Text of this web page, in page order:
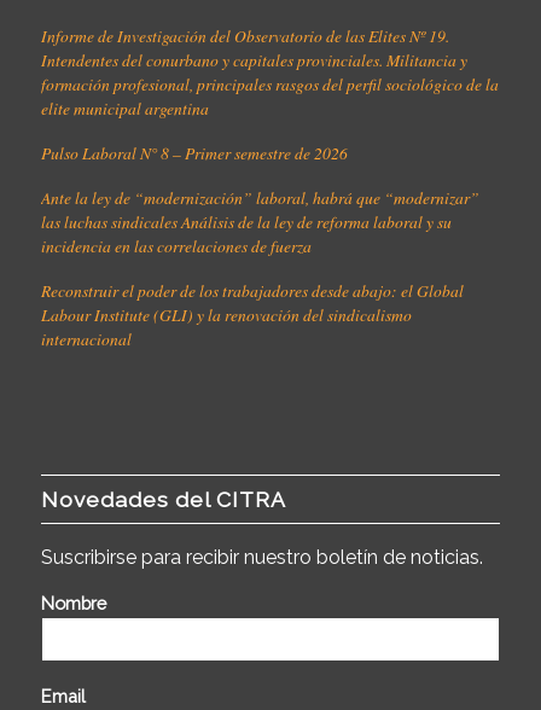
Informe de Investigación del Observatorio de las Elites Nº 19.
Intendentes del conurbano y capitales provinciales. Militancia y
formación profesional, principales rasgos del perfil sociológico de la
elite municipal argentina
Pulso Laboral N° 8 – Primer semestre de 2026
Ante la ley de “modernización” laboral, habrá que “modernizar”
las luchas sindicales Análisis de la ley de reforma laboral y su
incidencia en las correlaciones de fuerza
Reconstruir el poder de los trabajadores desde abajo: el Global
Labour Institute (GLI) y la renovación del sindicalismo
internacional
Novedades del CITRA
Suscribirse para recibir nuestro boletín de noticias.
Nombre
Email